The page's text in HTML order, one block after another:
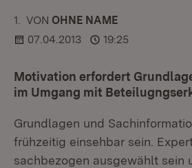
1. KOMMENTAR
VON :OHNE NAME
07.04.2013
19:25
Motivation erfordert
im Umgang mit
Grundlagen und
frühzeitig einsehbar sein.
sachbezogen ausgewählt sein